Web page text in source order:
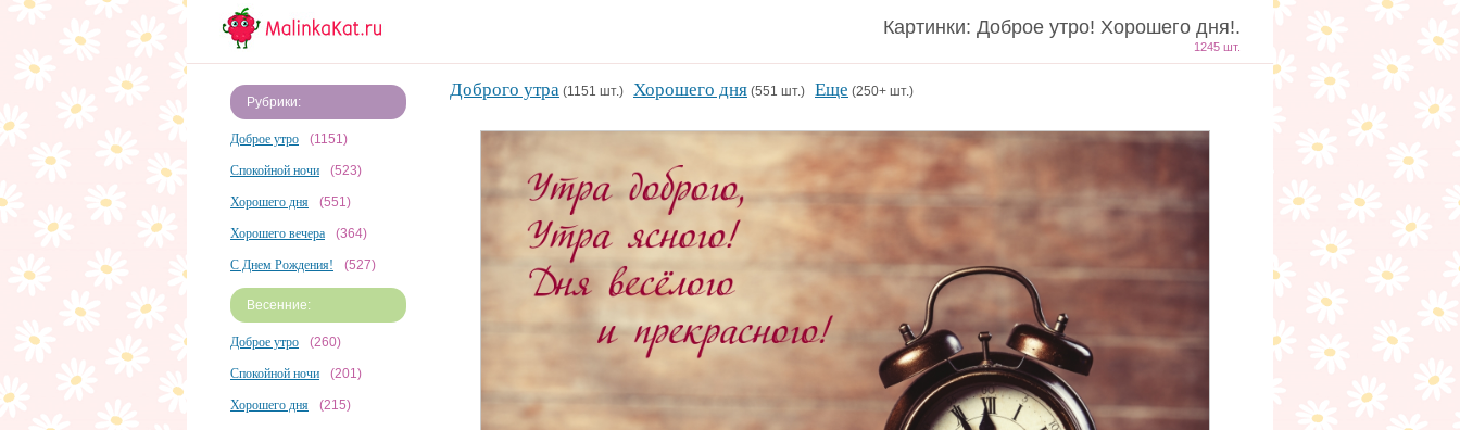
Картинки: Доброе утро! Хорошего дня!.
1245 шт.
Рубрики:
Доброе утро (1151)
Спокойной ночи (523)
Хорошего дня (551)
Хорошего вечера (364)
С Днем Рождения! (527)
Весенние:
Доброе утро (260)
Спокойной ночи (201)
Хорошего дня (215)
Доброго утра (1151 шт.) Хорошего дня (551 шт.) Еще (250+ шт.)